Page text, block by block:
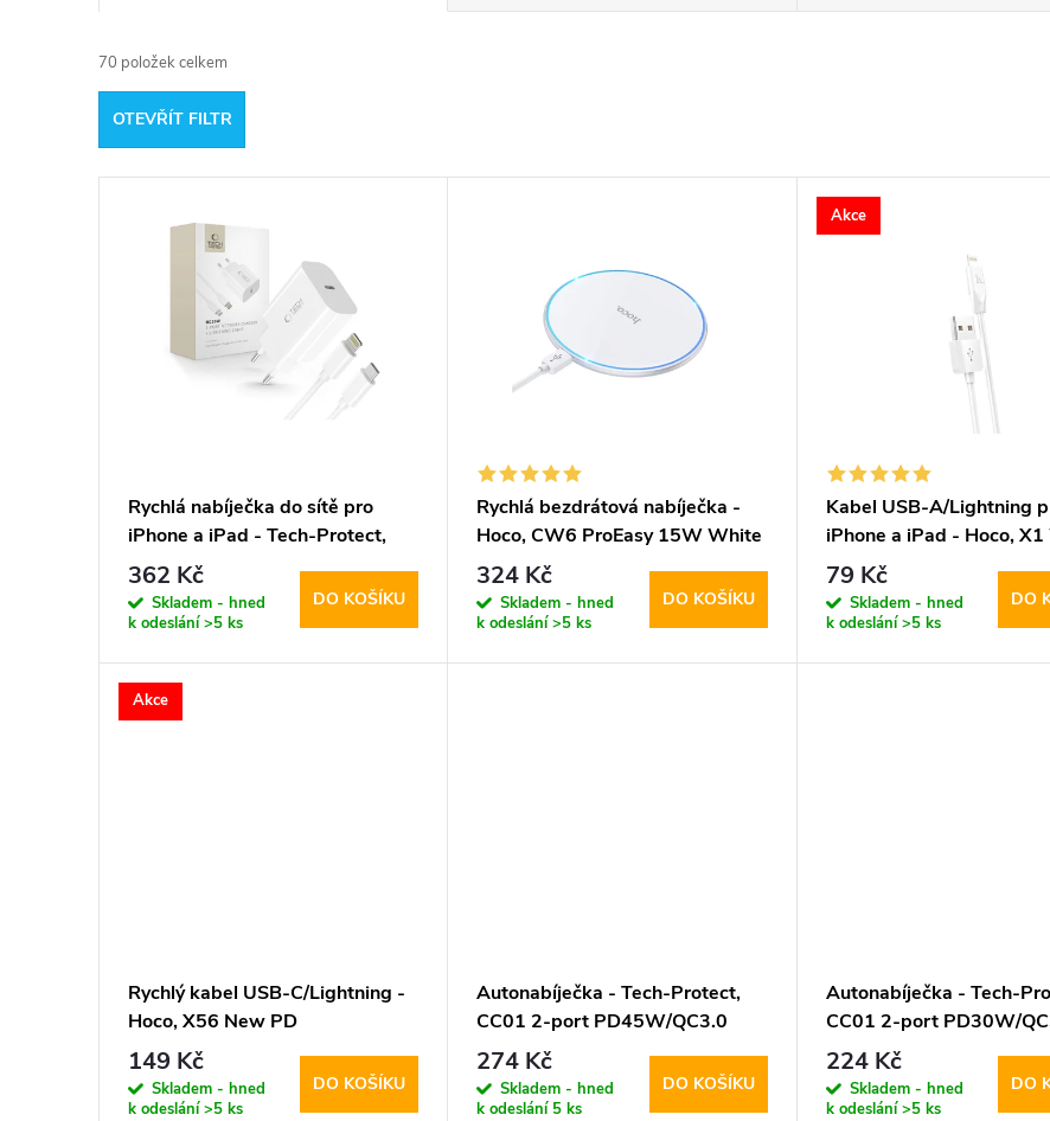
a
z
e
t
70 položek celkem
OTEVŘÍT FILTR
d
u
Rychlá nabíječka do sítě pro
iPhone a iPad - Tech-Protect,
NC20W + Lightning kabel
362 Kč
Skladem - hned
k odeslání>5 ks
DO KOŠÍKU
Rychlá bezdrátová nabíječka -
Hoco, CW6 ProEasy 15W White
324 Kč
Skladem - hned
k odeslání>5 ks
DO KOŠÍKU
Akce
Kabel USB-A/Lightning
iPhone a iPad - Hoco,
100cm
79 Kč
Skladem - hned
k odeslání>5 ks
DO
Akce
Rychlý kabel USB-C/Lightning -
Hoco, X56 New PD
149 Kč
Skladem - hned
k odeslání>5 ks
DO KOŠÍKU
Autonabíječka - Tech-Protect,
CC01 2-port PD45W/QC3.0
274 Kč
Skladem - hned
k odeslání 5 ks
DO KOŠÍKU
Autonabíječka - Tech-
CC01 2-port PD30W/
224 Kč
Skladem - hned
k odeslání>5 ks
DO